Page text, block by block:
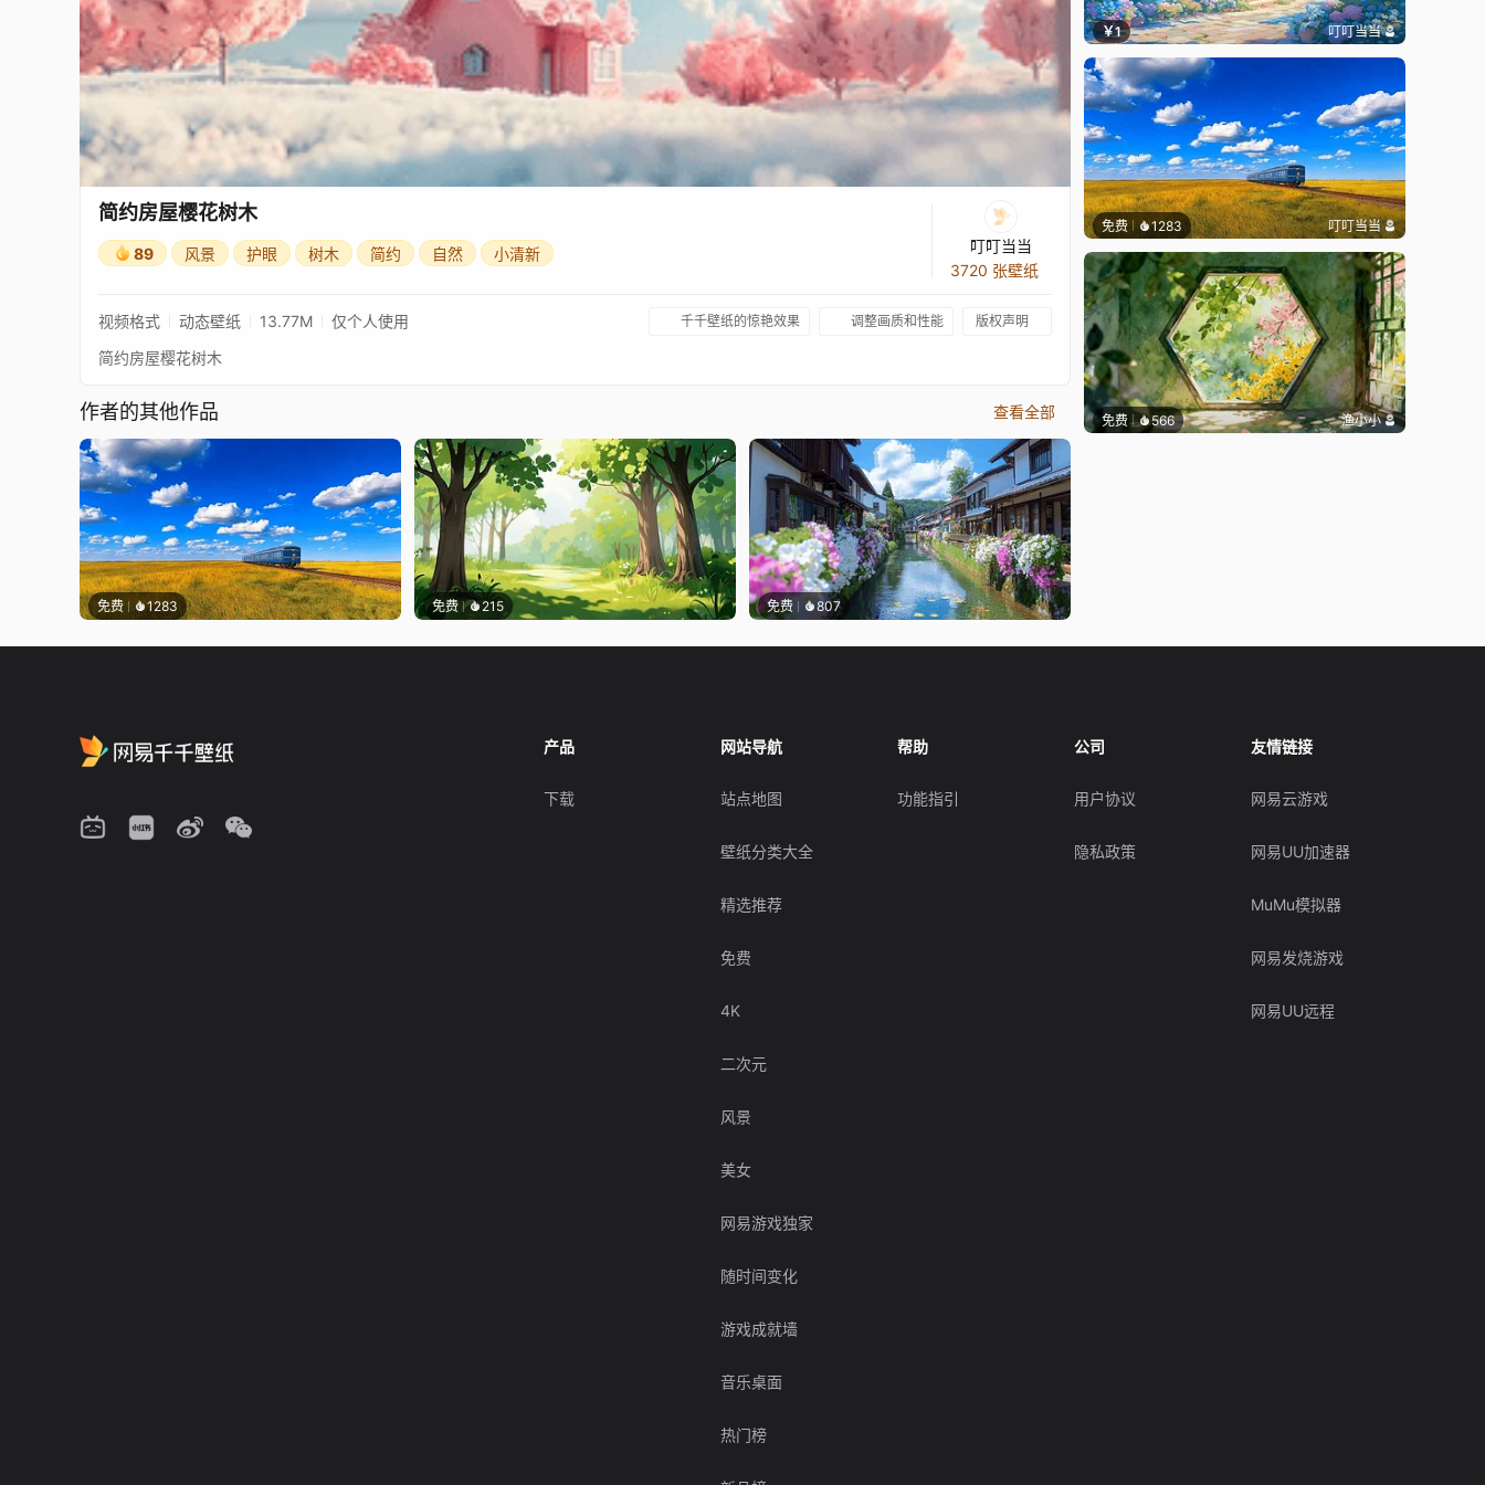
简约房屋樱花树木
89 风景 护眼 树木 简约 自然 小清新
叮叮当当
3720 张壁纸
视频格式 动态壁纸 13.77M 仅个人使用 千千壁纸的惊艳效果 调整画质和性能 版权声明
简约房屋樱花树木
作者的其他作品 查看全部
免费 1283 免费 215 免费 807
￥1 叮叮当当
免费 1283 叮叮当当
免费 566 渔小小
产品
下载
网站导航
站点地图
壁纸分类大全
精选推荐
免费
4K
二次元
风景
美女
网易游戏独家
随时间变化
游戏成就墙
音乐桌面
热门榜
帮助
功能指引
公司
用户协议
隐私政策
友情链接
网易云游戏
网易UU加速器
MuMu模拟器
网易发烧游戏
网易UU远程